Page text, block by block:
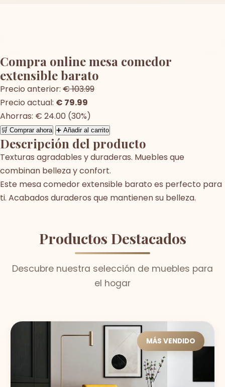
Compra online mesa comedor
extensible barato
Precio anterior: € 103.99
Precio actual: € 79.99
Ahorras: € 24.00 (30%)
🛒 Comprar ahora ➕ Añadir al carrito
Descripción del producto
Texturas agradables y duraderas. Muebles que
combinan belleza y confort.
Este mesa comedor extensible barato es perfecto para
ti. Acabados duraderos que mantienen su belleza.
Productos Destacados
Descubre nuestra selección de muebles para
el hogar
MÁS VENDIDO